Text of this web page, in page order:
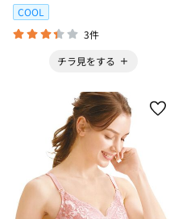
COOL
3件
チラ見をする